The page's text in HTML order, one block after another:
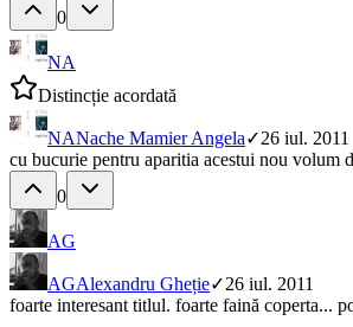
0
NA
Distincție acordată
NANache Mamier Angela✓26 iul. 2011
cu bucurie pentru aparitia acestui nou volum
0
AG
AGAlexandru Gheție✓26 iul. 2011
foarte interesant titlul. foarte faină coperta...